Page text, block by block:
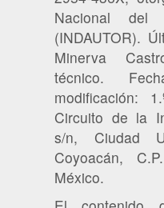
Nacional del
(INDAUTOR).
Minerva
técnico.
modificación:
Circuito de la
s/n, Ciudad
Coyoacán,
México.